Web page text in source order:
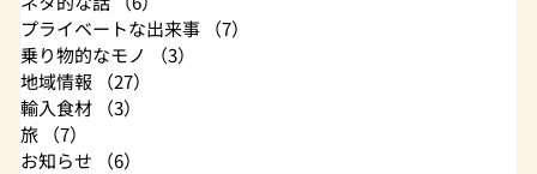
プライベートな出来事
（7）
乗り物的なモノ
（3）
地域情報
（27）
輸入食材
（3）
旅
（7）
お知らせ
（6）